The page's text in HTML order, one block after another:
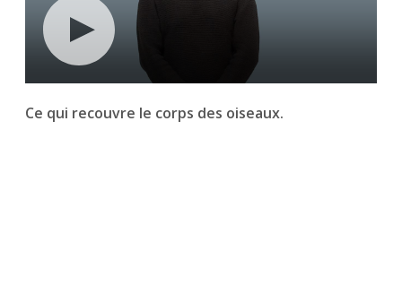
Ce qui recouvre le corps des oiseaux.